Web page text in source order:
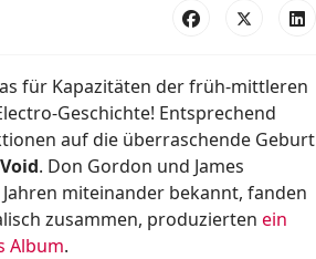
für Kapazitäten der früh-mittleren
Geschichte! Entsprechend
auf die überraschende Geburt
. Don Gordon und James
miteinander bekannt, fanden
zusammen, produzierten ein
Album.